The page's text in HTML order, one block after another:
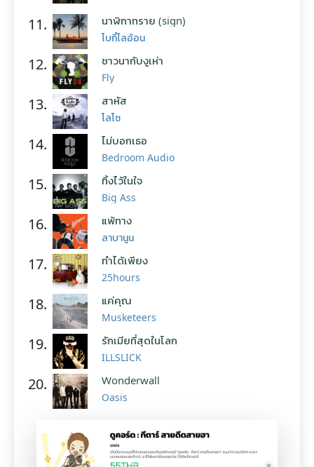
11. นาฬิกาทราย (sign)
โบกี้ไลอ้อน
12. ชาวนากับงูเห่า
Fly
13. สาหัส
โลโซ
14. ไม่บอกเธอ
Bedroom Audio
15. ทิ้งไว้ในใจ
Big Ass
16. แพ้ทาง
ลาบานูน
17. ทำได้เพียง
25hours
18. แค่คุณ
Musketeers
19. รักเมียที่สุดในโลก
ILLSLICK
20. Wonderwall
Oasis